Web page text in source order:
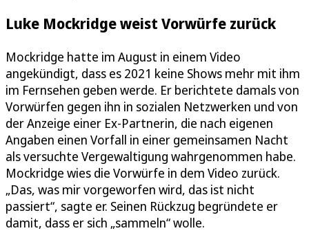
Luke Mockridge weist Vorwürfe zurück
Mockridge hatte im August in einem Video
angekündigt, dass es 2021 keine Shows mehr mit ihm
im Fernsehen geben werde. Er berichtete damals von
Vorwürfen gegen ihn in sozialen Netzwerken und von
der Anzeige einer Ex-Partnerin, die nach eigenen
Angaben einen Vorfall in einer gemeinsamen Nacht
als versuchte Vergewaltigung wahrgenommen habe.
Mockridge wies die Vorwürfe in dem Video zurück.
„Das, was mir vorgeworfen wird, das ist nicht
passiert“, sagte er. Seinen Rückzug begründete er
damit, dass er sich „sammeln“ wolle.